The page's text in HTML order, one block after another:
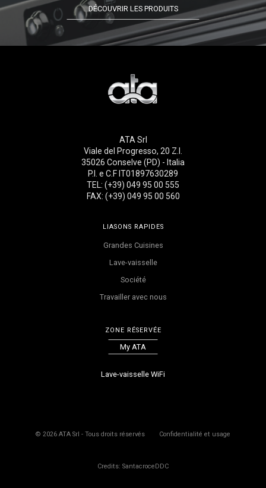
DÉCOUVRIR LES PRODUITS
ATA Srl
Viale del Progresso, 20 Z.I.
35026 Conselve (PD) - Italia
P.I. e C.F IT01897630289
TEL: (+39) 049 95 00 555
FAX: (+39) 049 95 00 560
LIASONS RAPIDES
Grandes Cuisines
Lave-vaisselle
Société
Travailler avec nous
ZONE RÉSERVÉE
My ATA
Lave-vaisselle WiFi
©2026 ATA Srl - Tous droits réservés Confidentialité et usage
Credits: SantacroceDDC